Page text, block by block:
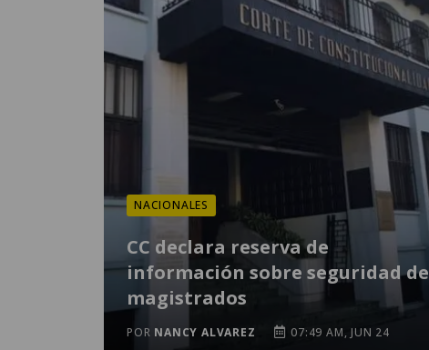
NACIONALES
CC declara reserva de
información sobre seguridad de
magistrados
POR NANCY ALVAREZ 07:49 AM, JUN 24